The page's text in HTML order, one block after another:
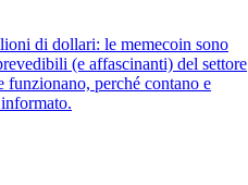
di dollari: le memecoin sono
(e affascinanti) del settore
funzionano, perché contano e